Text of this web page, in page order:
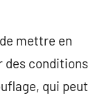
mettre en
des conditions
qui peut